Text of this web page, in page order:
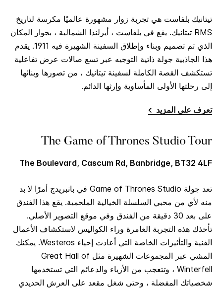
تيتانيك بلفاست هي تجربة زوار مشهورة عالميًا مكرسة لتاريخ
RMS تيتانيك. يقع في بلفاست ، أيرلندا الشمالية ، بجوار المكان
الذي تم تصميم وبناء وإطلاق السفينة الشهيرة فيه 1911. يقدم
هذا الجاذبية جولة ذاتية التوجيه عبر تسع صالات عرض تفاعلية
تستكشف القصة الكاملة لسفينة تيتانيك ، من تصورها وبنائها
إلى رحلتها الأولى المأساوية وإرثها الدائم.
تعرف على المزيد
The Game of Thrones Studio Tour
The Boulevard, Cascum Rd, Banbridge, BT32 4LF
تعد جولة Game of Thrones Studio في بانبريدج أمرًا لا بد
منه لأي من محبي السلسلة الخيالية الملحمية. يقع هذا الفندق
على بعد 30 دقيقة من الفندق وفي موقع التصوير الأصلي.
تأخذك هذه التجربة الغامرة وراء الكواليس لاستكشاف الأعمال
الفنية والتأثيرات الخاصة التي أعادت إحياء Westeros. يمكنك
المشي عبر المجموعات الشهيرة مثل Great Hall of
Winterfell ، وتتعجب من الأزياء والدعائم التي تستخدمها
شخصياتك المفضلة ، وحتى شغل مقعد على العرش الحديدي